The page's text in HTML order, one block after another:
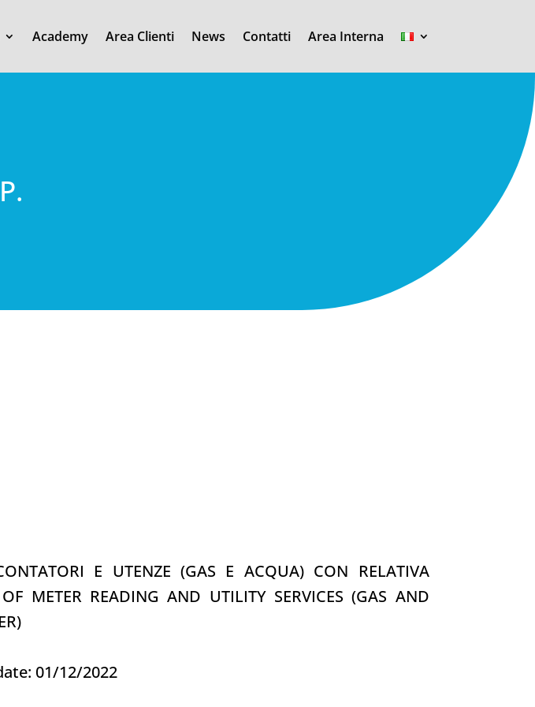
Academy Area Clienti News Contatti Area Interna
E UTENZE (GAS E ACQUA) CON RELATIVA
METER READING AND UTILITY SERVICES (GAS AND
01/12/2022